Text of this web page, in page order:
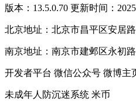
版本：13.5.0.70 更新时间：
北京地址：北京市昌平区安居
南京地址：南京市建邺区永初
开发者平台 微信公众号 微博主
未成年人防沉迷系统 米币